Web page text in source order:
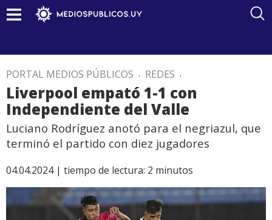
PORTAL MEDIOS PÚBLICOS . REDES .
Liverpool empató 1-1 con
Independiente del Valle
Luciano Rodríguez anotó para el negriazul, que
terminó el partido con diez jugadores
04.04.2024 | tiempo de lectura: 2 minutos